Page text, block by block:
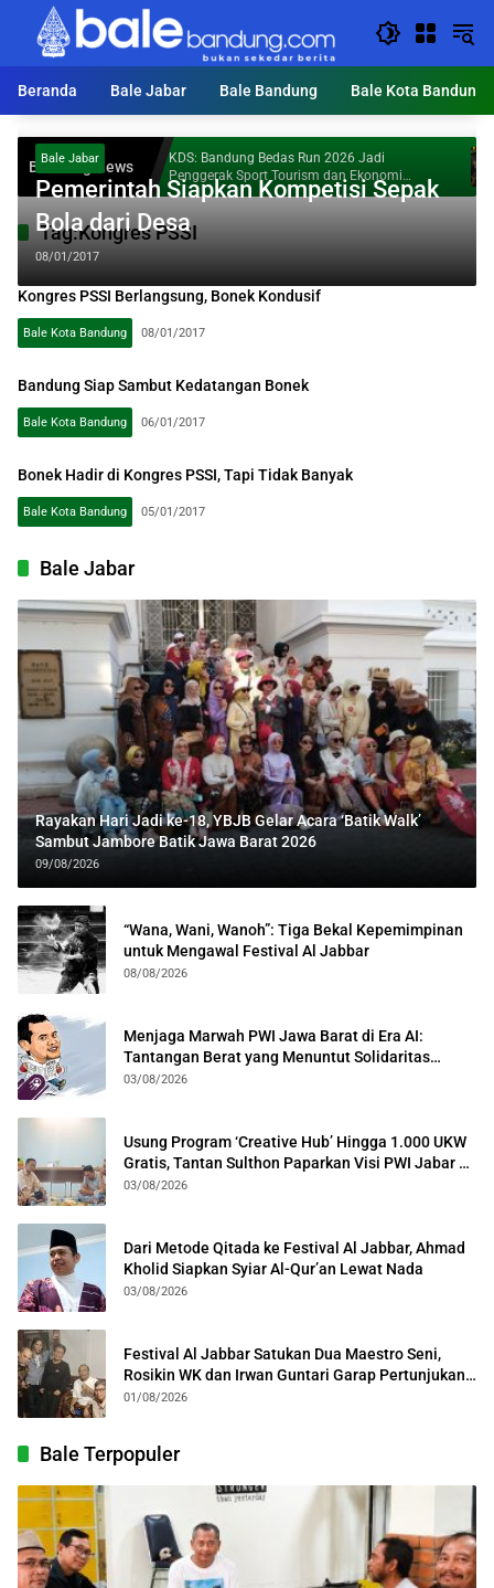
Langsung
konten
Beranda
Bale Jabar Bale Bandung Bale Kota Bandung
Breaking News
Bully
KDS: Bandung Bedas Run 2026 Jadi
Penggerak Sport Tourism dan Ekonomi
Kabupaten Bandung
Tag:Kongres PSSI
Bale Jabar
Pemerintah Siapkan Kompetisi Sepak
Bola dari Desa
08/01/2017
Kongres PSSI Berlangsung, Bonek Kondusif
Bale Kota Bandung 08/01/2017
Bandung Siap Sambut Kedatangan Bonek
Bale Kota Bandung 06/01/2017
Bonek Hadir di Kongres PSSI, Tapi Tidak Banyak
Bale Kota Bandung 05/01/2017
Bale Jabar
Rayakan Hari Jadi ke-18, YBJB Gelar Acara ‘Batik Walk’
Sambut Jambore Batik Jawa Barat 2026
09/08/2026
“Wana, Wani, Wanoh”: Tiga Bekal Kepemimpinan
untuk Mengawal Festival Al Jabbar
08/08/2026
Menjaga Marwah PWI Jawa Barat di Era AI:
Tantangan Berat yang Menuntut Solidaritas
Lintas Generasi
03/08/2026
Usung Program ‘Creative Hub’ Hingga 1.000 UKW
Gratis, Tantan Sulthon Paparkan Visi PWI Jabar di
Kota Bogor
03/08/2026
Dari Metode Qitada ke Festival Al Jabbar, Ahmad
Kholid Siapkan Syiar Al-Qur’an Lewat Nada
03/08/2026
Festival Al Jabbar Satukan Dua Maestro Seni,
Rosikin WK dan Irwan Guntari Garap Pertunjukan
Kolosal
01/08/2026
Bale Terpopuler